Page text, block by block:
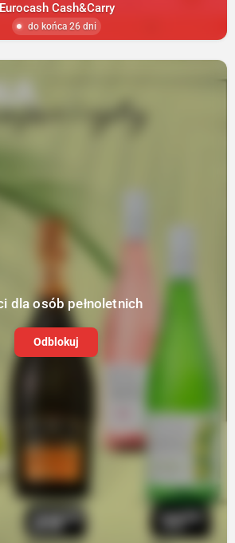
Eurocash Cash&Carry
do końca 26 dni
dla osób pełnoletnich
Odblokuj